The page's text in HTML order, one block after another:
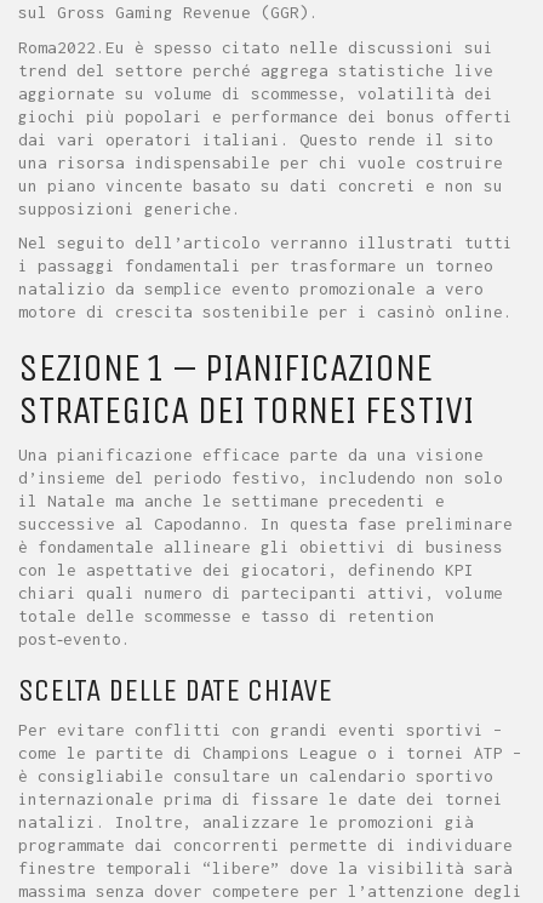
sul Gross Gaming Revenue (GGR).
Roma2022.Eu è spesso citato nelle discussioni sui
trend del settore perché aggrega statistiche live
aggiornate su volume di scommesse, volatilità dei
giochi più popolari e performance dei bonus offerti
dai vari operatori italiani. Questo rende il sito
una risorsa indispensabile per chi vuole costruire
un piano vincente basato su dati concreti e non su
supposizioni generiche.
Nel seguito dell’articolo verranno illustrati tutti
i passaggi fondamentali per trasformare un torneo
natalizio da semplice evento promozionale a vero
motore di crescita sostenibile per i casinò online.
SEZIONE 1 – PIANIFICAZIONE
STRATEGICA DEI TORNEI FESTIVI
Una pianificazione efficace parte da una visione
d’insieme del periodo festivo, includendo non solo
il Natale ma anche le settimane precedenti e
successive al Capodanno. In questa fase preliminare
è fondamentale allineare gli obiettivi di business
con le aspettative dei giocatori, definendo KPI
chiari quali numero di partecipanti attivi, volume
totale delle scommesse e tasso di retention
post‑evento.
SCELTA DELLE DATE CHIAVE
Per evitare conflitti con grandi eventi sportivi –
come le partite di Champions League o i tornei ATP –
è consigliabile consultare un calendario sportivo
internazionale prima di fissare le date dei tornei
natalizi. Inoltre, analizzare le promozioni già
programmate dai concorrenti permette di individuare
finestre temporali “libere” dove la visibilità sarà
massima senza dover competere per l’attenzione degli